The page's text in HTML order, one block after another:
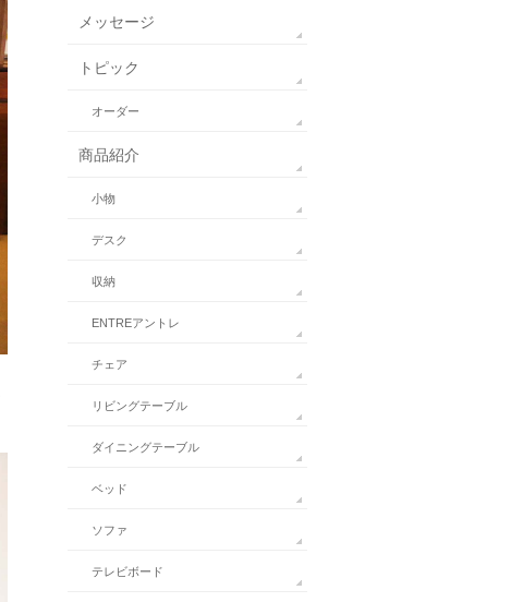
メッセージ
トピック
オーダー
商品紹介
小物
デスク
収納
ENTREアントレ
チェア
リビングテーブル
ダイニングテーブル
ベッド
ソファ
テレビボード